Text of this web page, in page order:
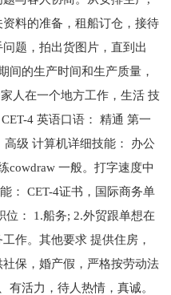
料的准备，租船订仓，接待
题，拍出货图片，直到出
间的生产时间和生产质量，
人在一个地方工作，生活 技
4 英语口语： 精通 第一
级 计算机详细技能： 办公
cowdraw 一般。打字速度中
： CET-4证书，国际商务单
位： 1.船务; 2.外贸跟单想在
作。其他要求 提供住房，
保，婚产假，严格按劳动法
有活力，待人热情，真诚。